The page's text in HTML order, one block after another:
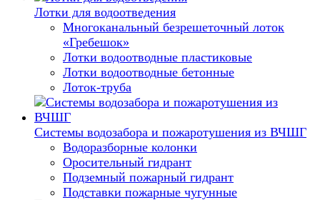
Лотки для водоотведения
Многоканальный безрешеточный лоток
«Гребешок»
Лотки водоотводные пластиковые
Лотки водоотводные бетонные
Лоток-труба
Системы водозабора и пожаротушения из ВЧШГ
Водоразборные колонки
Оросительный гидрант
Подземный пожарный гидрант
Подставки пожарные чугунные